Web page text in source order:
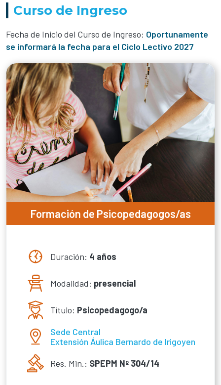
Curso de Ingreso
Fecha de Inicio del Curso de Ingreso: Oportunamente
se informará la fecha para el Ciclo Lectivo 2027
Formación de Psicopedagogos/as
Duración: 4 años
Modalidad: presencial
Título: Psicopedagogo/a
Sede Central
Extensión Áulica Bernardo de Irigoyen
Res. Min.: SPEPM Nº 304/14